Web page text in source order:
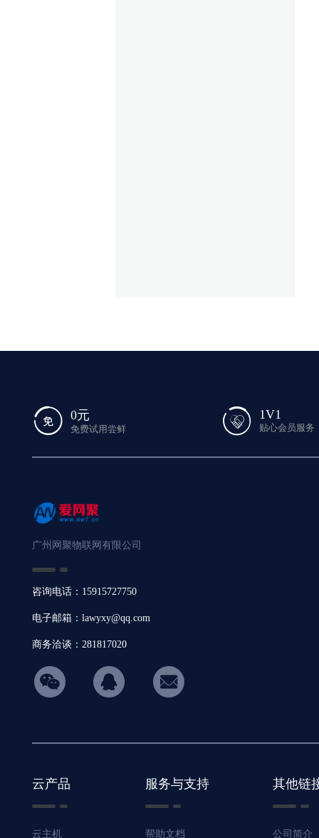
0元
免费试用尝鲜
1V1
贴心会员服务
广州网聚物联网有限公司
咨询电话：15915727750
电子邮箱：lawyxy@qq.com
商务洽谈：281817020
hicon34
云产品
云主机
服务与支持
帮助文档
其他链
公司简介